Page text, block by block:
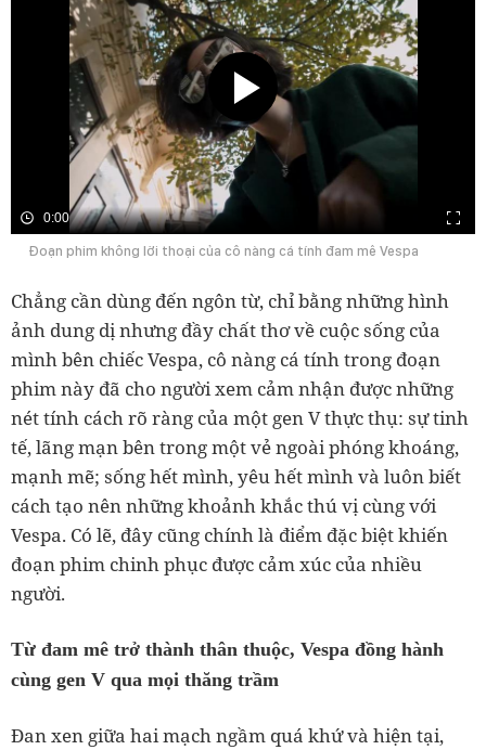
0:00
Đoạn phim không lời thoại của cô nàng cá tính đam mê Vespa
Chẳng cần dùng đến ngôn từ, chỉ bằng những hình
ảnh dung dị nhưng đầy chất thơ về cuộc sống của
mình bên chiếc Vespa, cô nàng cá tính trong đoạn
phim này đã cho người xem cảm nhận được những
nét tính cách rõ ràng của một gen V thực thụ: sự tinh
tế, lãng mạn bên trong một vẻ ngoài phóng khoáng,
mạnh mẽ; sống hết mình, yêu hết mình và luôn biết
cách tạo nên những khoảnh khắc thú vị cùng với
Vespa. Có lẽ, đây cũng chính là điểm đặc biệt khiến
đoạn phim chinh phục được cảm xúc của nhiều
người.
Từ đam mê trở thành thân thuộc, Vespa đồng hành
cùng gen V qua mọi thăng trầm
Đan xen giữa hai mạch ngầm quá khứ và hiện tại,